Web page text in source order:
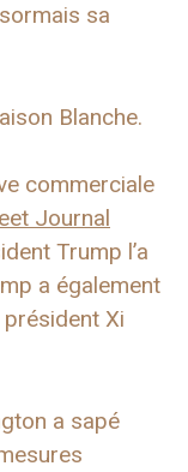
sa
Blanche.
commerciale
Journal
Trump l’a
a également
Xi
a sapé